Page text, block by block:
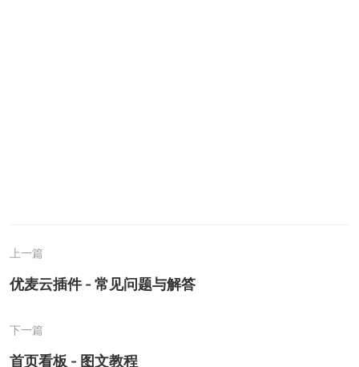
上一篇
优麦云插件 - 常见问题与解答
下一篇
首页看板 - 图文教程